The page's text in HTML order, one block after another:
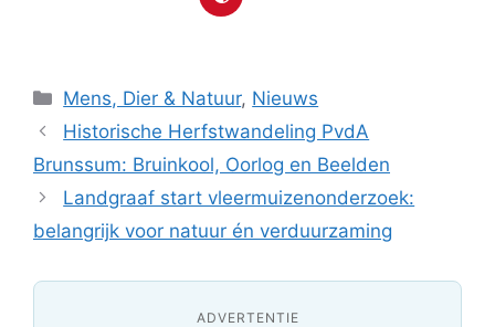
Categorieën
Mens, Dier & Natuur, Nieuws
Historische Herfstwandeling PvdA
Brunssum: Bruinkool, Oorlog en Beelden
Landgraaf start vleermuizenonderzoek:
belangrijk voor natuur én verduurzaming
ADVERTENTIE